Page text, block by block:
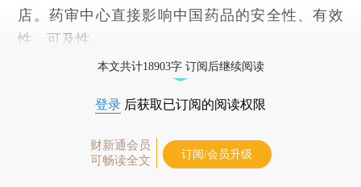
店。药审中心直接影响中国药品的安全性、有效
性、可及性。
本文共计18903字 订阅后继续阅读
登录 后获取已订阅的阅读权限
财新通会员
可畅读全文
订阅/会员升级